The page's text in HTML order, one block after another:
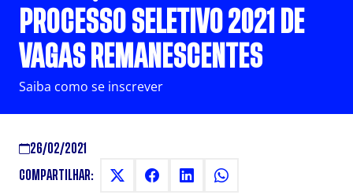
PROCESSO SELETIVO 2021 DE
VAGAS REMANESCENTES
Saiba como se inscrever
26/02/2021
COMPARTILHAR: